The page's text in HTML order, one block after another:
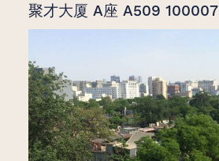
聚才大厦 A座 A509 100007